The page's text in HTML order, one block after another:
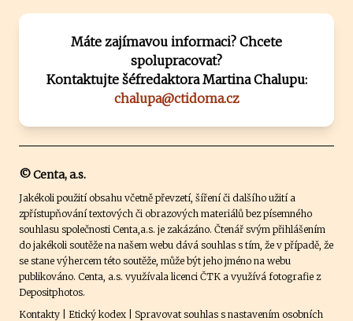
Máte zajímavou informaci? Chcete
spolupracovat?
Kontaktujte šéfredaktora Martina Chalupu:
chalupa@ctidoma.cz
© Centa, a.s.
Jakékoli použití obsahu včetně převzetí, šíření či dalšího užití a
zpřístupňování textových či obrazových materiálů bez písemného
souhlasu společnosti Centa,a.s. je zakázáno. Čtenář svým přihlášením
do jakékoli soutěže na našem webu dává souhlas s tím, že v případě, že
se stane výhercem této soutěže, může být jeho jméno na webu
publikováno. Centa, a.s. využívala licenci ČTK a využívá fotografie z
Depositphotos.
Kontakty
Etický kodex
Spravovat souhlas s nastavením osobních